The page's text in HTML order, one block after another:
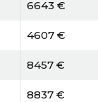
6643 €
4607 €
8457 €
8837 €